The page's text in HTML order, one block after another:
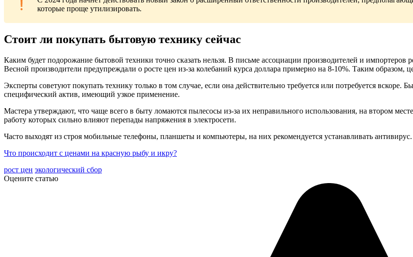
которые проще утилизировать.
Стоит ли покупать бытовую технику сейчас
Каким будет подорожание бытовой техники точно сказать нельзя. В письме ассоциации производителей и импортеров
Весной производители предупреждали о росте цен из-за колебаний курса доллара примерно на 8-10%. Таким образом,
Эксперты советуют покупать технику только в том случае, если она действительно требуется или потребуется вскоре.
специфический актив, имеющий узкое применение.
Мастера утверждают, что чаще всего в быту ломаются пылесосы из-за их неправильного использования, на втором
работу которых сильно влияют перепады напряжения в электросети.
Часто выходят из строя мобильные телефоны, планшеты и компьютеры, на них рекомендуется устанавливать
Что происходит с ценами на красную рыбу и икру?
рост цен экологический сбор
Оцените статью